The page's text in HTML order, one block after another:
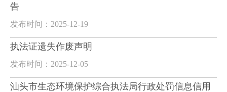
告
发布时间：2025-12-19
执法证遗失作废声明
发布时间：2025-12-05
汕头市生态环境保护综合执法局行政处罚信息信用